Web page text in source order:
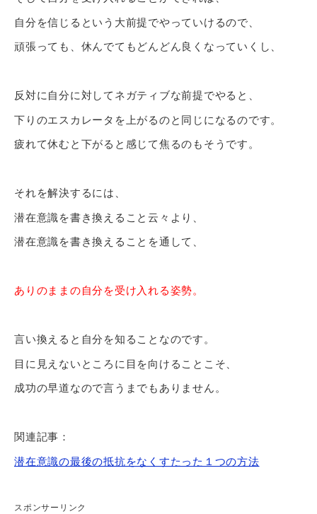
自分を信じるという大前提でやっていけるので、
頑張っても、休んでてもどんどん良くなっていくし、
反対に自分に対してネガティブな前提でやると、
下りのエスカレータを上がるのと同じになるのです。
疲れて休むと下がると感じて焦るのもそうです。
それを解決するには、
潜在意識を書き換えること云々より、
潜在意識を書き換えることを通して、
ありのままの自分を受け入れる姿勢。
言い換えると自分を知ることなのです。
目に見えないところに目を向けることこそ、
成功の早道なので言うまでもありません。
関連記事：
潜在意識の最後の抵抗をなくすたった１つの方法
スポンサーリンク